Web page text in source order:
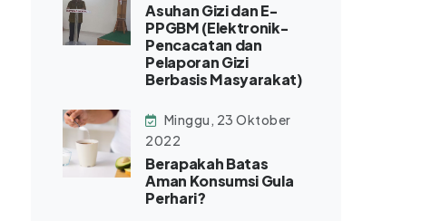
Asuhan Gizi dan E-
PPGBM (Elektronik-
Pencacatan dan
Pelaporan Gizi
Berbasis Masyarakat)
Minggu, 23 Oktober
2022
Berapakah Batas
Aman Konsumsi Gula
Perhari?